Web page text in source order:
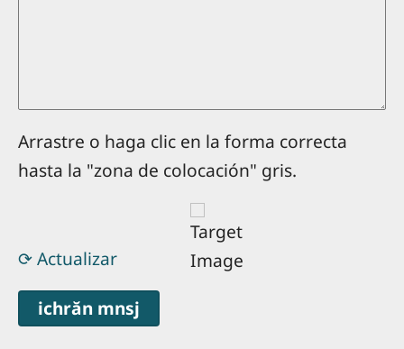
Arrastre o haga clic en la forma correcta
hasta la "zona de colocación" gris.
⟳ Actualizar